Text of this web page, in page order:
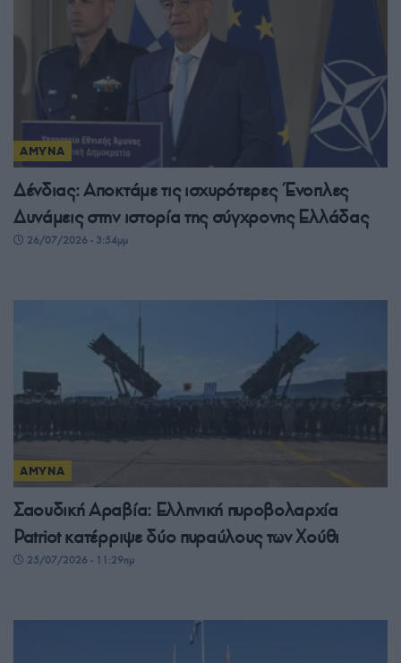
ΑΜΥΝΑ
Δένδιας: Αποκτάμε τις ισχυρότερες Ένοπλες
Δυνάμεις στην ιστορία της σύγχρονης Ελλάδας
26/07/2026 - 3:54μμ
ΑΜΥΝΑ
Σαουδική Αραβία: Ελληνική πυροβολαρχία
Patriot κατέρριψε δύο πυραύλους των Χούθι
25/07/2026 - 11:29πμ